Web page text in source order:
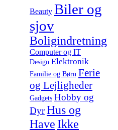
Beauty Biler og
sjov
Boligindretning
Computer og IT
Design Elektronik
Familie og Børn Ferie
og Lejligheder
Gadgets Hobby og
DyrHus og
Have Ikke